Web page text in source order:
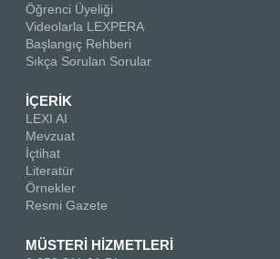
Öğrenci Üyeliği
Videolarla LEXPERA
Başlangıç Rehberi
Sıkça Sorulan Sorular
İÇERİK
LEXI AI
Mevzuat
İçtihat
Literatür
Örnekler
Resmi Gazete
MÜSTERİ HİZMETLERİ